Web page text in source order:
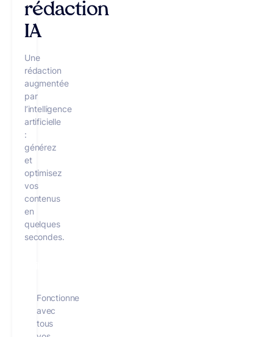
rédaction
IA
Une
rédaction
augmentée
par
l’intelligence
artificielle
:
générez
et
optimisez
vos
contenus
en
quelques
secondes.
Fonctionne
avec
tous